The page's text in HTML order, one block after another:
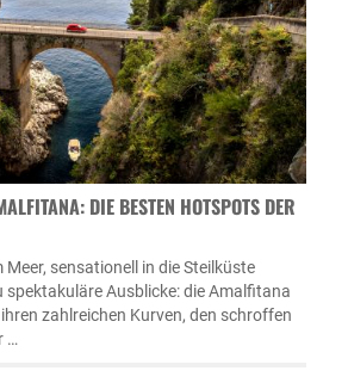
DIE BESTEN HOTSPOTS DER A
Meer, sensationell in die Steilküste
spektakuläre Ausblicke: die Amalfitana
zahlreichen Kurven, den schroffen
…